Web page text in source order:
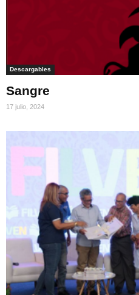
Descargables
Sangre
17 julio, 2024